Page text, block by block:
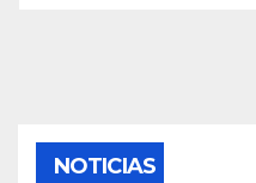
NOTICIAS